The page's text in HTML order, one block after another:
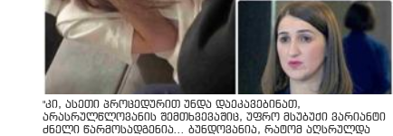
"კი, ასეთი პროცედურით უნდა დაეკავებინათ,
არასრულწლოვანის შემთხვევაშიც, უფრო მსუბუქი ვარიანტი
ძნელი წარმოსადგენია... ბუნდოვანია, რატომ აღსრულდა